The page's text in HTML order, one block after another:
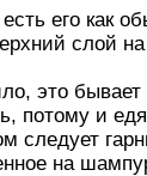
его как
слой
это
потому и
следует
на